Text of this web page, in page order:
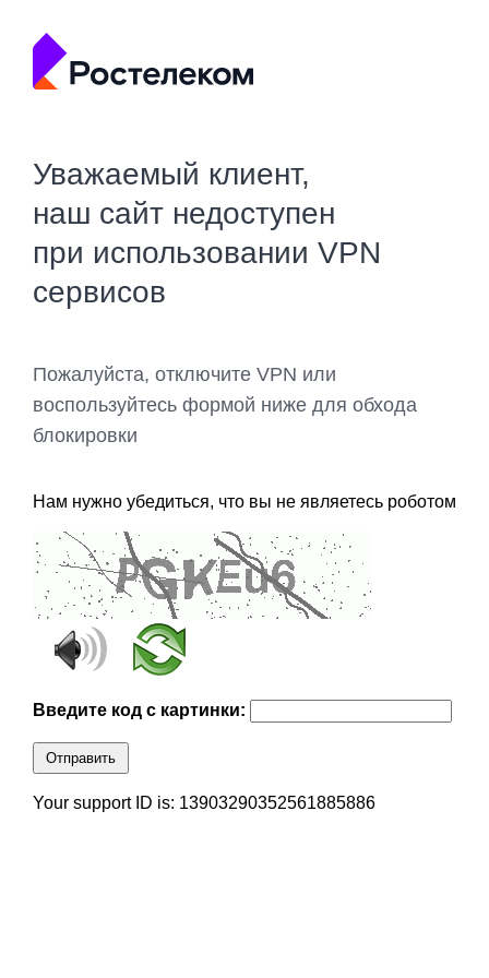
Уважаемый клиент,
наш сайт недоступен
при использовании VPN
сервисов
Пожалуйста, отключите VPN или
воспользуйтесь формой ниже для обхода
блокировки
Нам нужно убедиться, что вы не являетесь роботом
Введите код с картинки:
Отправить
Your support ID is: 13903290352561885886